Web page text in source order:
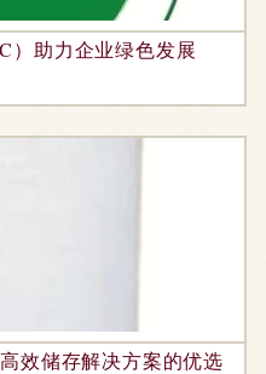
）助力企业绿色发展
效储存解决方案的优选